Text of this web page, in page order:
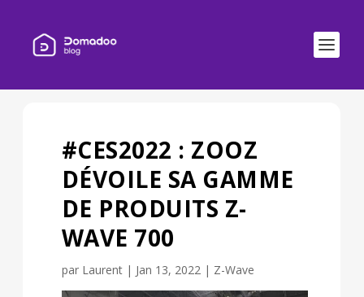
#CES2022 : ZOOZ
DÉVOILE SA GAMME
DE PRODUITS Z-
WAVE 700
par Laurent| Jan 13, 2022| Z-Wave